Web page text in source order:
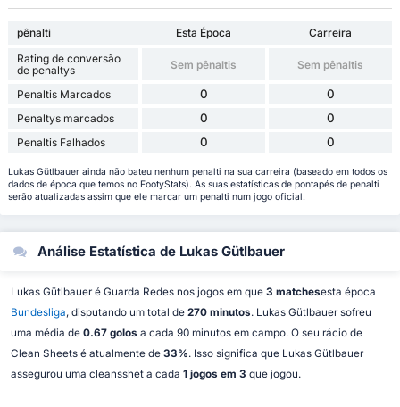
pênalti Esta Época
Carreira
Rating de conversão
de penaltys
Sem pênaltis Sem pênaltis
Penaltis Marcados 0 0
Penaltys marcados 0 0
Penaltis Falhados 0 0
Lukas Gütlbauer ainda não bateu nenhum penalti na sua carreira (baseado em todos os
dados de época que temos no FootyStats). As suas estatísticas de pontapés de penalti
serão atualizadas assim que ele marcar um penalti num jogo oficial.
Análise Estatística de Lukas Gütlbauer
Lukas Gütlbauer é Guarda Redes nos jogos em que 3 matchesesta época
Bundesliga, disputando um total de 270 minutos. Lukas Gütlbauer sofreu
uma média de 0.67 golos a cada 90 minutos em campo. O seu rácio de
Clean Sheets é atualmente de 33%. Isso significa que Lukas Gütlbauer
assegurou uma cleansshet a cada 1 jogos em 3 que jogou.